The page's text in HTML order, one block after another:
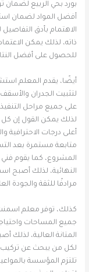
بورد بحي الربيع لضمان
أفضل المواد لضمان
الاهتمام بأدق
ذاته، لذلك يمكن
للحصول على أفضل
أيضًا، يقدم المعلم
لتثبيت الجدران
على جميع مراحل التنفيذ
لذلك يمكن القول إن
أعلى درجات الاحترافية
متابعة مستمرة بعد
المشروع، كما يقوم
النهائية، لذلك أصبح
مرادفًا للثقة والجودة
كذلك، توفر معلم اسمنت
جميع المساحات
المتانة العالية، لذلك
لكل من يبحث عن تركيب
تلتزم المؤسسة